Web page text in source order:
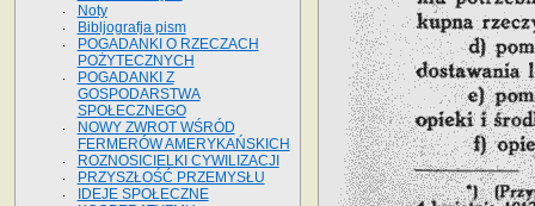
Noty
Bibljografja pism
POGADANKI O RZECZACH
POŻYTECZNYCH
POGADANKI Z
GOSPODARSTWA
SPOŁECZNEGO
NOWY ZWROT WŚRÓD
FERMERÓW AMERYKAŃSKICH
ROZNOSICIELKI CYWILIZACJI
PRZYSZŁOŚĆ PRZEMYSŁU
IDEJE SPOŁECZNE